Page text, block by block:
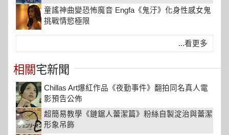
童謠神曲變恐怖魔音 Engfa《鬼汙》化身性感女鬼
挑戰情慾極限
...看更多
相關宅新聞
Chillas Art爆紅作品《夜勤事件》翻拍同名真人電
影預告公佈
超簡易教學《鏈鋸人蕾潔篇》粉絲自製淀治與蕾潔
形象吊飾